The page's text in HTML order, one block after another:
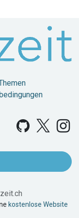
kostenlose Website